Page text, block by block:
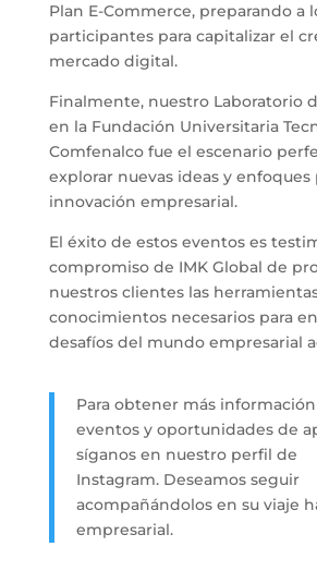
Plan E-Commerce, preparando a
participantes para capitalizar el
mercado digital.
Finalmente, nuestro Laboratorio
en la Fundación Universitaria
Comfenalco fue el escenario
explorar nuevas ideas y enfoques
innovación empresarial.
El éxito de estos eventos es
compromiso de IMK Global de
nuestros clientes las
conocimientos necesarios para
desafíos del mundo empresarial
Para obtener más
eventos y oportunidades de
síganos en nuestro perfil de
Instagram. Deseamos seguir
acompañándolos en su viaje
empresarial.